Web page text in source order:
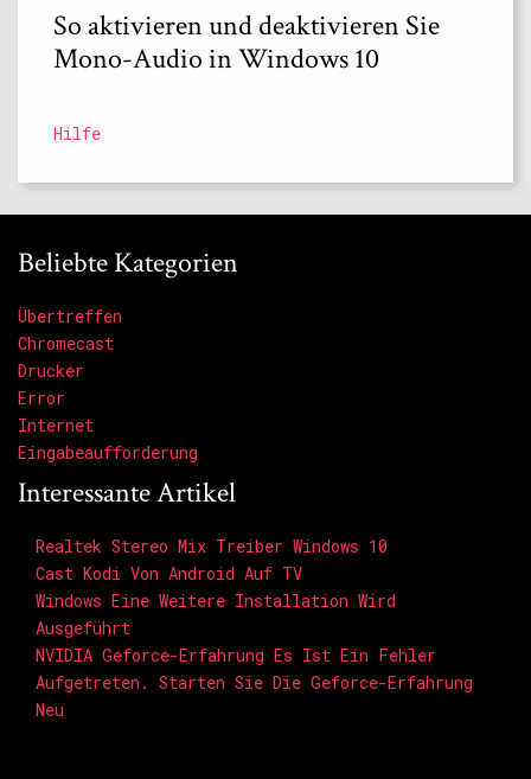
So aktivieren und deaktivieren Sie
Mono-Audio in Windows 10
Hilfe
Beliebte Kategorien
Übertreffen
Chromecast
Drucker
Error
Internet
Eingabeaufforderung
Interessante Artikel
Realtek Stereo Mix Treiber Windows 10
Cast Kodi Von Android Auf TV
Windows Eine Weitere Installation Wird
Ausgeführt
NVIDIA Geforce-Erfahrung Es Ist Ein Fehler
Aufgetreten. Starten Sie Die Geforce-Erfahrung
Neu